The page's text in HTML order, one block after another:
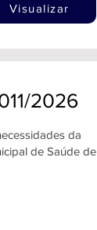
Visualizar
2026
da
de Saúde de